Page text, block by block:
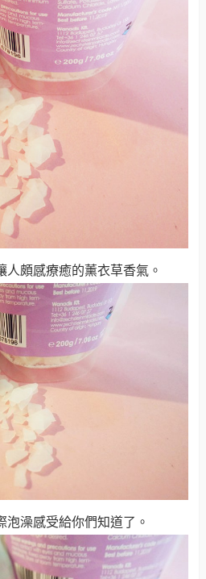
人頗感療癒的薰衣草香氣。
泡澡感受給你們知道了。